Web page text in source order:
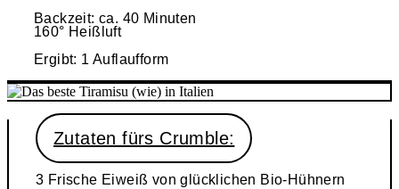
Backzeit: ca. 40 Minuten
160° Heißluft
Ergibt: 1 Auflaufform
Zutaten fürs Crumble:
3 Frische Eiweiß von glücklichen Bio-Hühnern